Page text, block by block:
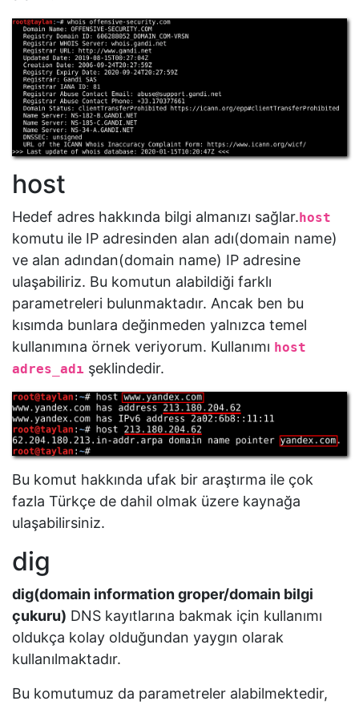
host
Hedef adres hakkında bilgi almanızı sağlar.host
komutu ile IP adresinden alan adı(domain name)
ve alan adından(domain name) IP adresine
ulaşabiliriz. Bu komutun alabildiği farklı
parametreleri bulunmaktadır. Ancak ben bu
kısımda bunlara değinmeden yalnızca temel
kullanımına örnek veriyorum. Kullanımı host
adres_adı şeklindedir.
Bu komut hakkında ufak bir araştırma ile çok
fazla Türkçe de dahil olmak üzere kaynağa
ulaşabilirsiniz.
dig
dig(domain information groper/domain bilgi
çukuru) DNS kayıtlarına bakmak için kullanımı
oldukça kolay olduğundan yaygın olarak
kullanılmaktadır.
Bu komutumuz da parametreler alabilmektedir,